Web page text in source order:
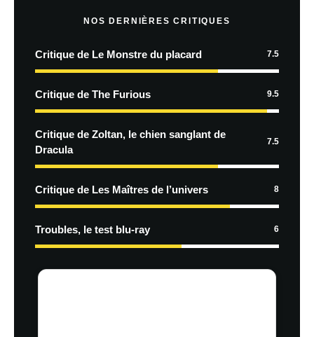
NOS DERNIÈRES CRITIQUES
Critique de Le Monstre du placard 7.5
Critique de The Furious 9.5
Critique de Zoltan, le chien sanglant de
Dracula
7.5
Critique de Les Maîtres de l’univers 8
Troubles, le test blu-ray 6